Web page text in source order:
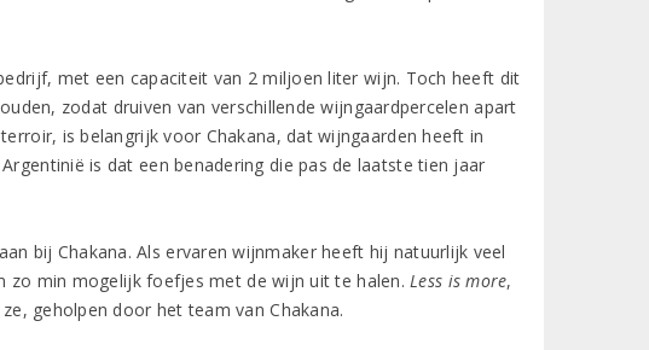
met een capaciteit van 2 miljoen liter wijn. Toch heeft dit
zodat druiven van verschillende wijngaardpercelen apart
is belangrijk voor Chakana, dat wijngaarden heeft in
is dat een benadering die pas de laatste tien jaar
bij Chakana. Als ervaren wijnmaker heeft hij natuurlijk veel
zo min mogelijk foefjes met de wijn uit te halen.Less is more,
geholpen door het team van Chakana.